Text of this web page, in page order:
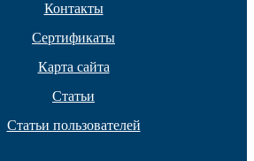
Контакты
Сертификаты
Карта сайта
Статьи
Статьи пользователей